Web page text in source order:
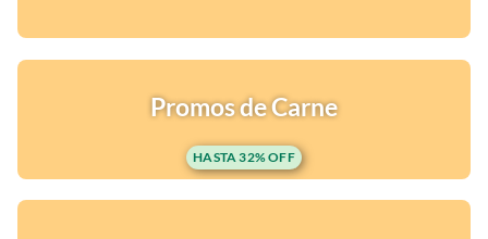
Promos de Carne
HASTA 32% OFF